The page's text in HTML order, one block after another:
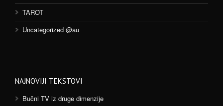
TAROT
Uncategorized @au
NAJNOVIJI TEKSTOVI
Bučni TV iz druge dimenzije